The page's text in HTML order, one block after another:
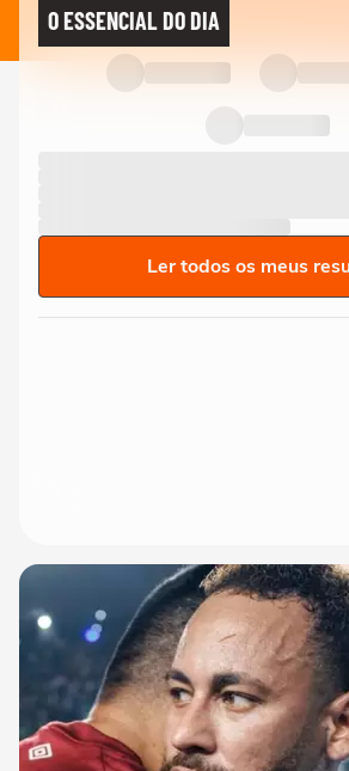
O ESSENCIAL DO DIA
Ler todos os meus